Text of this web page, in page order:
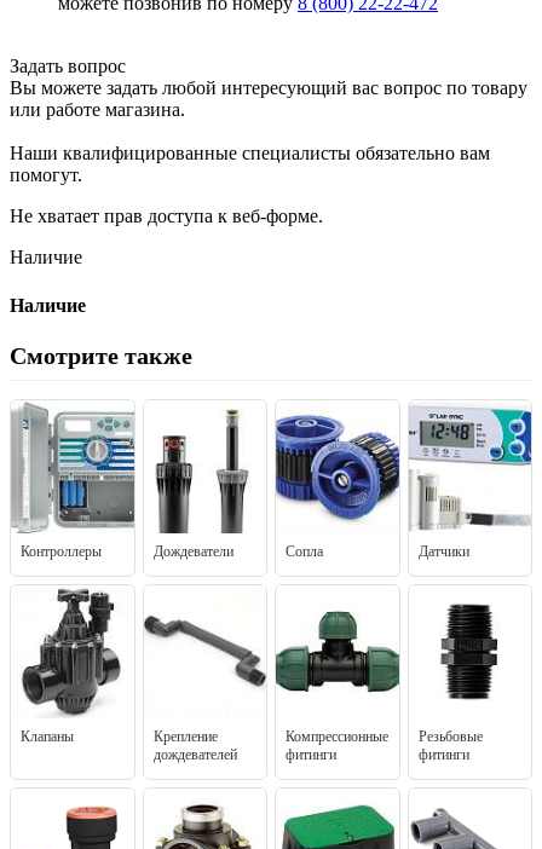
Задать вопрос
Вы можете задать любой интересующий вас вопрос по товару
или работе магазина.
Наши квалифицированные специалисты обязательно вам
помогут.
Не хватает прав доступа к веб-форме.
Наличие
Наличие
Смотрите также
Контроллеры Дождеватели Сопла Датчики
Клапаны
Крепление
дождевателей
Компрессионные
фитинги
Резьбовые
фитинги